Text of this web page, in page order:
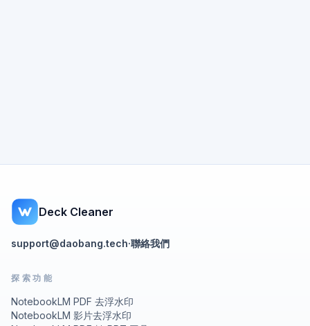
Deck Cleaner
support@daobang.tech·聯絡我們
探索功能
NotebookLM PDF 去浮水印
NotebookLM 影片去浮水印